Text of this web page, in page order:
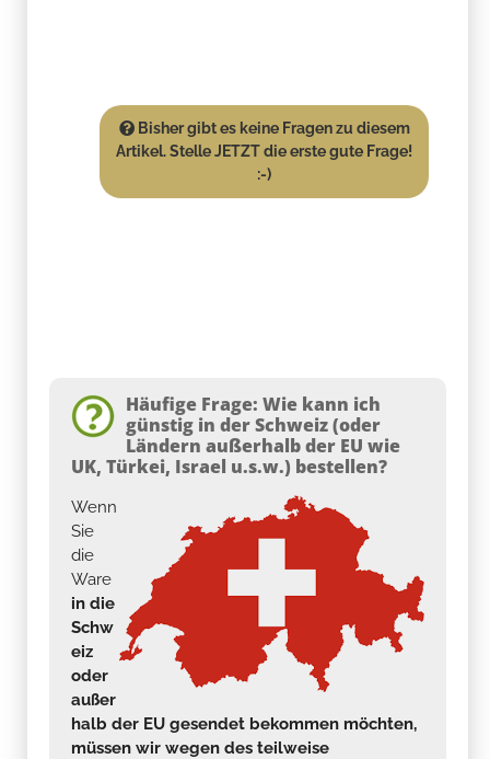
Bisher gibt es keine Fragen zu diesem
Artikel. Stelle JETZT die erste gute Frage!
:-)
Häufige Frage: Wie kann ich
günstig in der Schweiz (oder
Ländern außerhalb der EU wie
UK, Türkei, Israel u.s.w.) bestellen?
Wenn
Sie
die
Ware
in die
Schw
eiz
oder
außer
halb der EU gesendet bekommen möchten,
müssen wir wegen des teilweise